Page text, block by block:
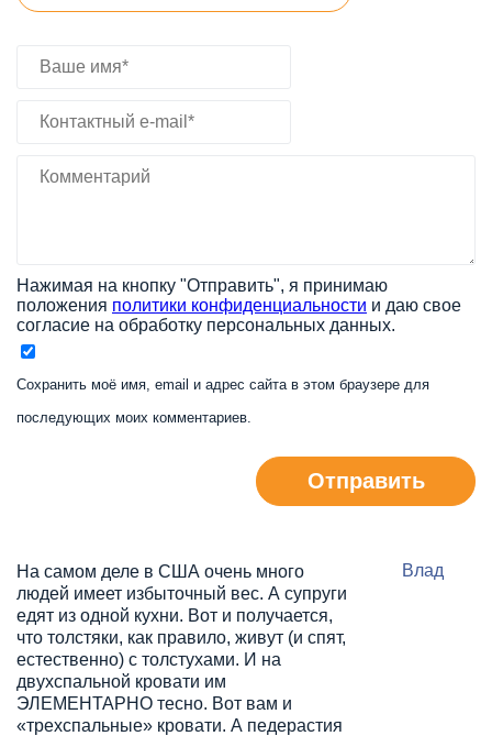
Нажимая на кнопку "Отправить", я принимаю
положения политики конфиденциальности и даю свое
согласие на обработку персональных данных.
Сохранить моё имя, email и адрес сайта в этом браузере для
последующих моих комментариев.
Отправить
На самом деле в США очень много
людей имеет избыточный вес. А супруги
едят из одной кухни. Вот и получается,
что толстяки, как правило, живут (и спят,
естественно) с толстухами. И на
двухспальной кровати им
ЭЛЕМЕНТАРНО тесно. Вот вам и
«трехспальные» кровати. А педерастия
Влад